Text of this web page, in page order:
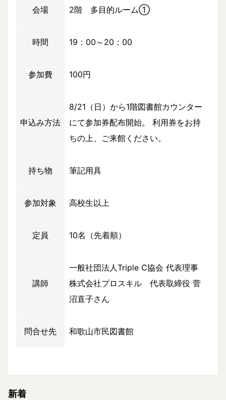
会場 2階 多目的ルーム①
時間 19：00～20：00
参加費 100円
申込み方法
8/21（日）から1階図書館カウンター
にて参加券配布開始。 利用券をお持
ちの上、ご来館ください。
持ち物 筆記用具
参加対象 高校生以上
定員 10名（先着順）
講師
一般社団法人Triple C協会 代表理事
株式会社プロスキル 代表取締役 菅
沼直子さん
問合せ先 和歌山市民図書館
新着